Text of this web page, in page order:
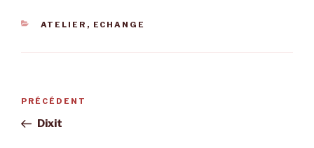
CATÉGORIES
ATELIER , ECHANGE
Navigation
l’article
Article
précédent
PRÉCÉDENT
Dixit